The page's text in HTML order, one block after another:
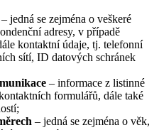
– jedná se zejména o veškeré
adresy, v případě
kontaktní údaje, tj. telefonní
sítí, ID datových schránek
– informace z listinné
formulářů, dále také
– jedná se zejména o věk,